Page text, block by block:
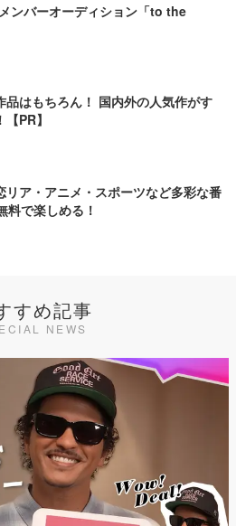
ンバーオーディション「to the
品はもちろん！ 国内外の人気作がす
PR】
リア・アニメ・スポーツなど多彩な番
料で楽しめる！
すめ記事
NEWS